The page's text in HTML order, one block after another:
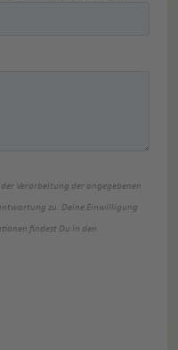
Verarbeitung der angegebenen
zu. Deine Einwilligung
findest Du in den